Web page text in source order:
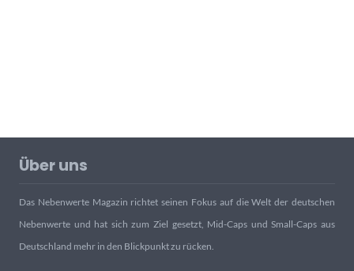
Über uns
Das Nebenwerte Magazin richtet seinen Fokus auf die Welt der deutschen
Nebenwerte und hat sich zum Ziel gesetzt, Mid-Caps und Small-Caps aus
Deutschland mehr in den Blickpunkt zu rücken.